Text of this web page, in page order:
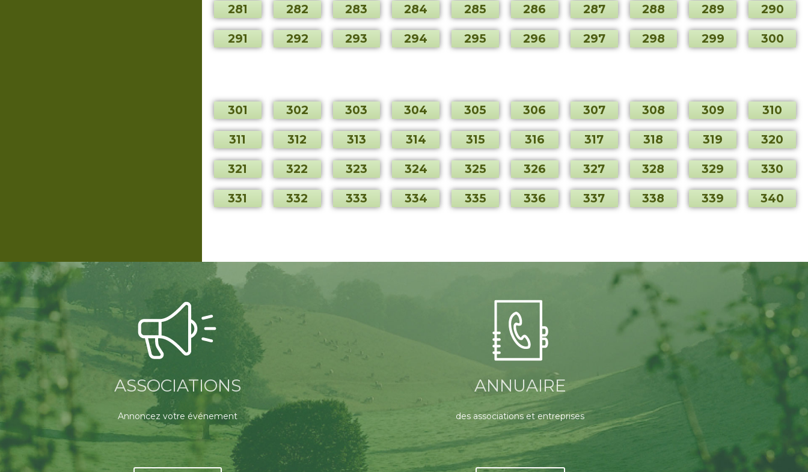
281
291
282
292
283
293
284
294
285
295
286
296
287
297
288
298
289
299
290
300
301
311
321
331
302
312
322
332
303
313
323
333
304
314
324
334
305
315
325
335
306
316
326
336
307
317
327
337
308
318
328
338
309
319
329
339
310
320
330
340
ASSOCIATIONS
Annoncez votre événement
ANNUAIRE
des associations et entreprises